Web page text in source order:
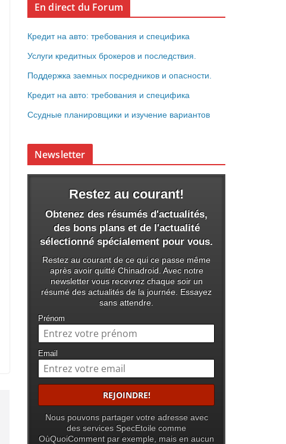
En direct du Forum
Кредит на авто: требования и специфика
Услуги кредитных брокеров и последствия.
Поддержка заемных посредников и опасности.
Кредит на авто: требования и специфика
Ссудные планировщики и изучение вариантов
Newsletter
Restez au courant!
Obtenez des résumés d'actualités,
des bons plans et de l'actualité
sélectionné spécialement pour vous.
Restez au courant de ce qui ce passe même
après avoir quitté Chinadroid. Avec notre
newsletter vous recevrez chaque soir un
résumé des actualités de la journée. Essayez
sans attendre.
Prénom
Email
Nous pouvons partager votre adresse avec
des services SpecEtoile comme
OùQuoiComment par exemple, mais en aucun